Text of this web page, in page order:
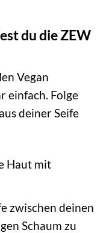
du die ZEW
Vegan
einfach. Folge
deiner Seife
Haut mit
zwischen deinen
Schaum zu